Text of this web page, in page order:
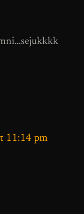
11:14 pm